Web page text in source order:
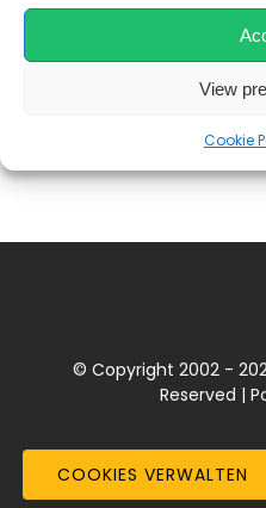
View
Cookie
während Ihres
© Copyright 2002 -
Reserved |
COOKIES VERWALTEN